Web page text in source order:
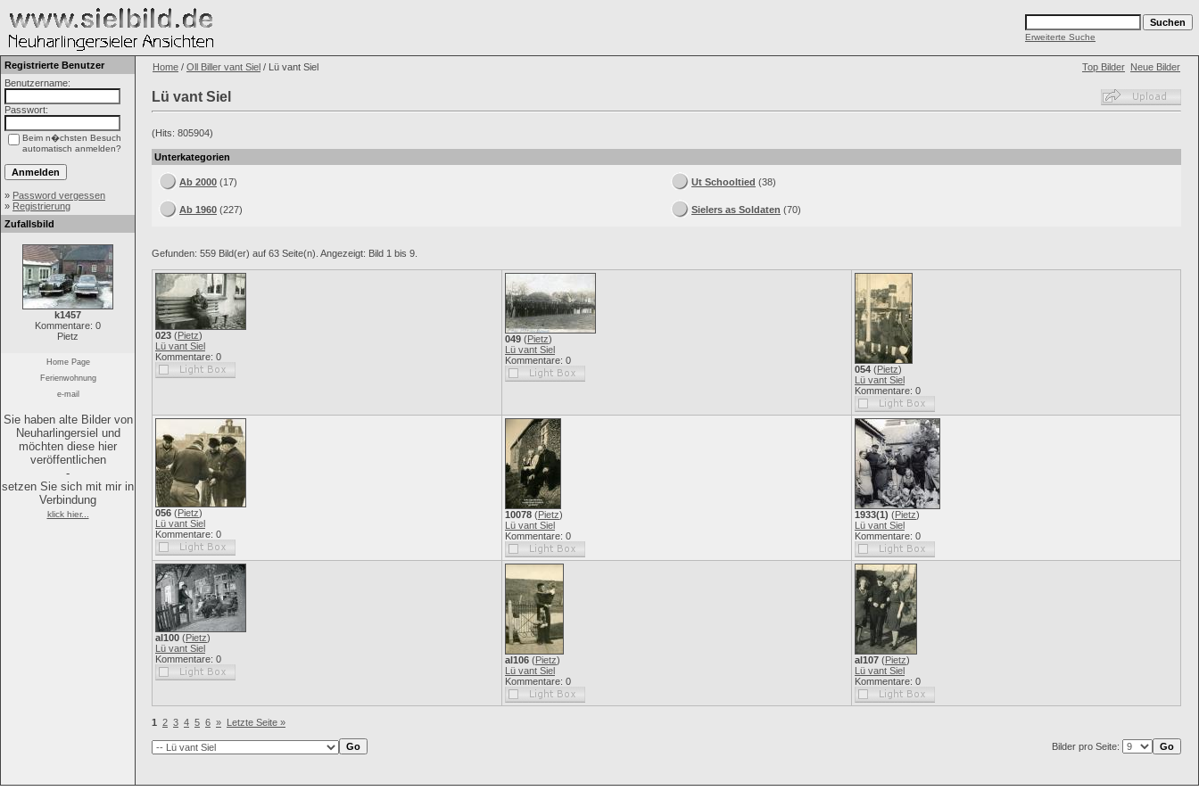
Erweiterte Suche
Registrierte Benutzer
Benutzername:
Passwort:
Beim n�chsten Besuch
automatisch anmelden?
» Password vergessen
» Registrierung
Zufallsbild
k1457
Kommentare: 0
Pietz
Home Page
Ferienwohnung
e-mail
Sie haben alte Bilder von
Neuharlingersiel und
möchten diese hier
veröffentlichen
-
setzen Sie sich mit mir in
Verbindung
klick hier...
Home / Oll Biller vant Siel / Lü vant Siel Top Bilder Neue Bilder
Lü vant Siel
(Hits: 805904)
Unterkategorien
Ab 2000 (17)
Ab 1960 (227)
Ut Schooltied (38)
Sielers as Soldaten (70)
Gefunden: 559 Bild(er) auf 63 Seite(n). Angezeigt: Bild 1 bis 9.
023 (Pietz)
Lü vant Siel
Kommentare: 0
049 (Pietz)
Lü vant Siel
Kommentare: 0
054 (Pietz)
Lü vant Siel
Kommentare: 0
056 (Pietz)
Lü vant Siel
Kommentare: 0
10078 (Pietz)
Lü vant Siel
Kommentare: 0
1933(1) (Pietz)
Lü vant Siel
Kommentare: 0
al100 (Pietz)
Lü vant Siel
Kommentare: 0
al106 (Pietz)
Lü vant Siel
Kommentare: 0
al107 (Pietz)
Lü vant Siel
Kommentare: 0
1 2 3 4 5 6 » Letzte Seite »
Bilder pro Seite: